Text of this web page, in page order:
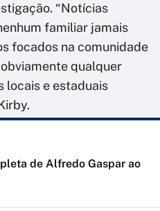
“Notícias
familiar jamais
focados na comunidade
qualquer
locais e estaduais
de Alfredo Gaspar ao